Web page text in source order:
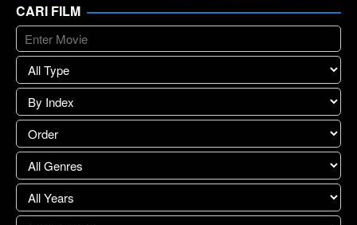
CARI FILM